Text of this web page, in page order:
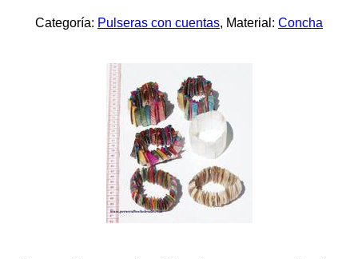
Categoría: Pulseras con cuentas, Material: Concha